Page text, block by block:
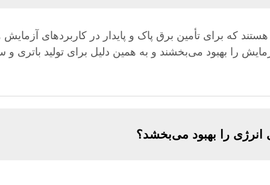
که برای تأمین برق پاک و پایدار در کاربردهای
را بهبود می‌بخشند و به همین دلیل برای تولید
انرژی را بهبود می‌بخشد؟